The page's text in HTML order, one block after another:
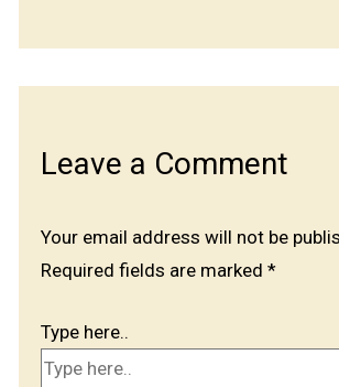
Leave a Comment
Your email address will not be
Required fields are marked *
Type here..